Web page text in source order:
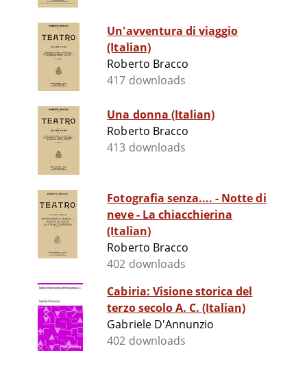
Un'avventura di viaggio
(Italian)
Roberto Bracco
417 downloads
Una donna (Italian)
Roberto Bracco
413 downloads
Fotografia senza.... - Notte di
neve - La chiacchierina
(Italian)
Roberto Bracco
402 downloads
Cabiria: Visione storica del
terzo secolo A. C. (Italian)
Gabriele D'Annunzio
402 downloads